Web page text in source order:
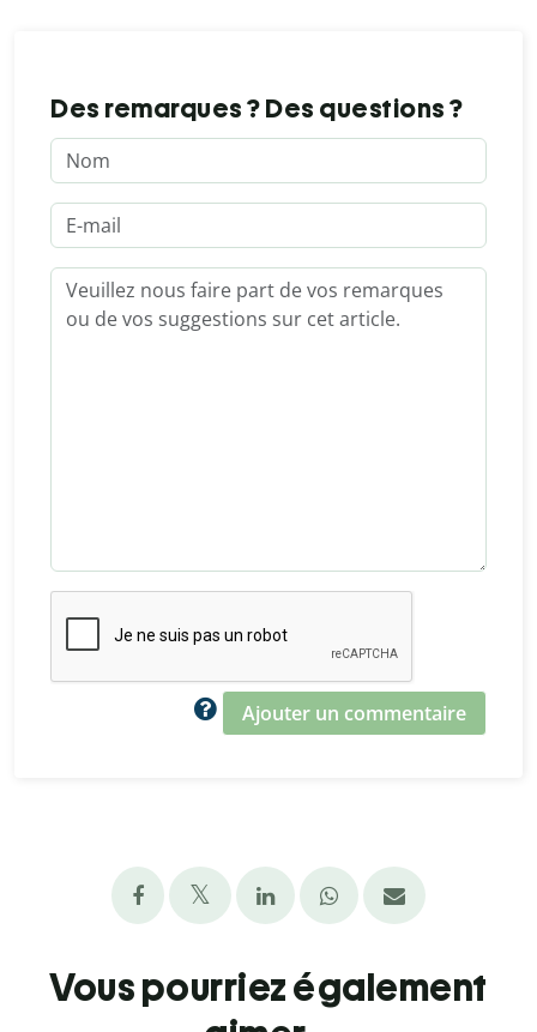
Des remarques ? Des questions ?
Ajouter un commentaire
Vous pourriez également